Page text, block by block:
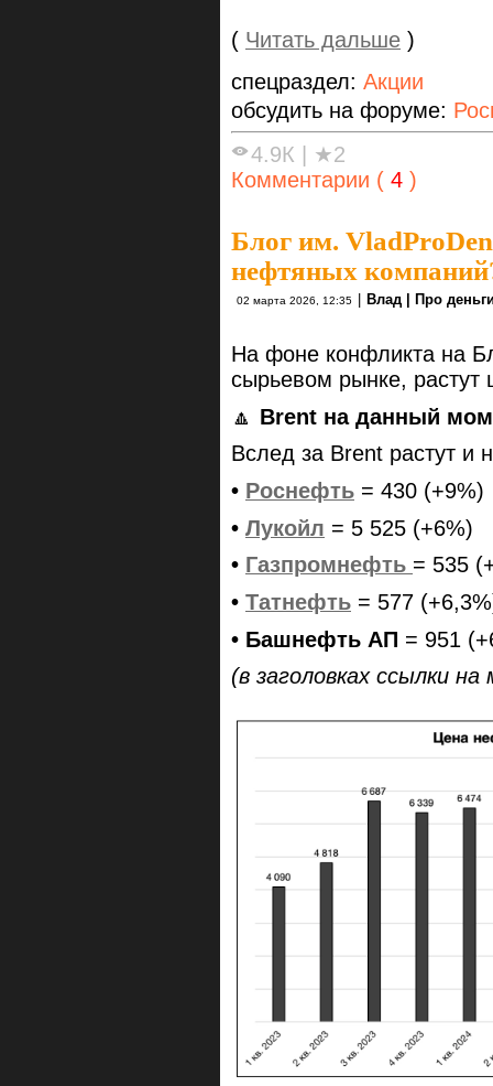
( Читать дальше )
спецраздел: Акции
обсудить на форуме:
4.9К | ★2
Комментарии ( 4 )
Блог им.
нефтяных
02 марта 2026, 12:35 | Влад | Про
На фоне конфликта на
сырьевом рынке,
🔼 Brent на данный
Вслед за Brent растут
• Роснефть = 430 (+9%)
• Лукойл = 5 525 (+6%)
• Газпромнефть = 535
• Татнефть = 577
• Башнефть АП = 951
(в заголовках ссылки